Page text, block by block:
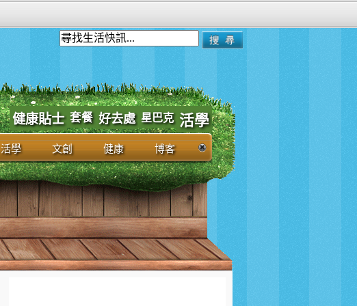
健康貼士 套餐 好去處 星巴克 活學
活學 文創 健康 博客